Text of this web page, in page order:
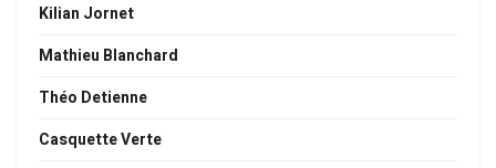
Kilian Jornet
Mathieu Blanchard
Théo Detienne
Casquette Verte